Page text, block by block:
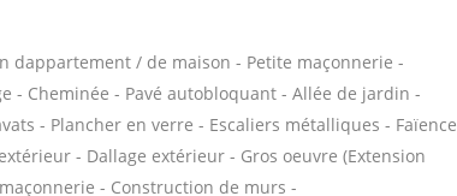
/ de maison - Petite maçonnerie -
- Cheminée - Pavé autobloquant - Allée de jardin -
- Plancher en verre - Escaliers métalliques - Faïence
- Dallage extérieur - Gros oeuvre (Extension
- Construction de murs -